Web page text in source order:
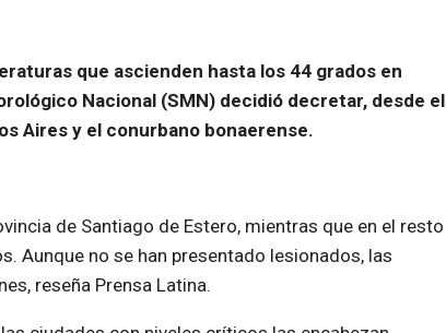
que ascienden hasta los 44 grados en
Nacional (SMN) decidió decretar, desde el
Aires y el conurbano bonaerense.
de Santiago de Estero, mientras que en el resto
Aunque no se han presentado lesionados, las
reseña Prensa Latina.